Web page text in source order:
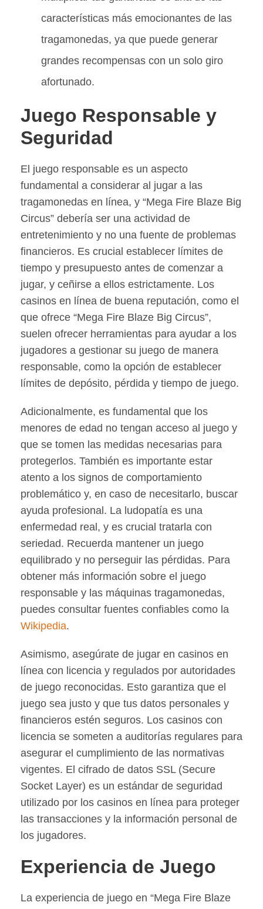
características más emocionantes de las
tragamonedas, ya que puede generar
grandes recompensas con un solo giro
afortunado.
Juego Responsable y
Seguridad
El juego responsable es un aspecto
fundamental a considerar al jugar a las
tragamonedas en línea, y “Mega Fire Blaze Big
Circus” debería ser una actividad de
entretenimiento y no una fuente de problemas
financieros. Es crucial establecer límites de
tiempo y presupuesto antes de comenzar a
jugar, y ceñirse a ellos estrictamente. Los
casinos en línea de buena reputación, como el
que ofrece “Mega Fire Blaze Big Circus”,
suelen ofrecer herramientas para ayudar a los
jugadores a gestionar su juego de manera
responsable, como la opción de establecer
límites de depósito, pérdida y tiempo de juego.
Adicionalmente, es fundamental que los
menores de edad no tengan acceso al juego y
que se tomen las medidas necesarias para
protegerlos. También es importante estar
atento a los signos de comportamiento
problemático y, en caso de necesitarlo, buscar
ayuda profesional. La ludopatía es una
enfermedad real, y es crucial tratarla con
seriedad. Recuerda mantener un juego
equilibrado y no perseguir las pérdidas. Para
obtener más información sobre el juego
responsable y las máquinas tragamonedas,
puedes consultar fuentes confiables como la
Wikipedia.
Asimismo, asegúrate de jugar en casinos en
línea con licencia y regulados por autoridades
de juego reconocidas. Esto garantiza que el
juego sea justo y que tus datos personales y
financieros estén seguros. Los casinos con
licencia se someten a auditorías regulares para
asegurar el cumplimiento de las normativas
vigentes. El cifrado de datos SSL (Secure
Socket Layer) es un estándar de seguridad
utilizado por los casinos en línea para proteger
las transacciones y la información personal de
los jugadores.
Experiencia de Juego
La experiencia de juego en “Mega Fire Blaze